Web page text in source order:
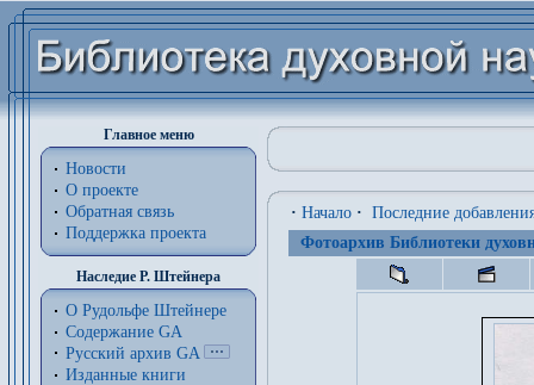
Главное меню
Новости
О проекте
Обратная связь
Поддержка проекта
Наследие Р. Штейнера
О Рудольфе Штейнере
Содержание GA
Русский архив GA
Изданные книги
· Начало · Последние
Фотоархив Библиотеки